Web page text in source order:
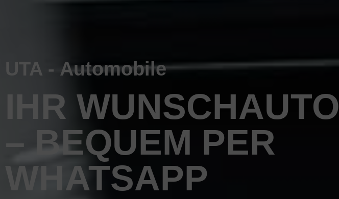
UTA - Automobile
IHR WUNSCHAUTO
– BEQUEM PER
WHATSAPP